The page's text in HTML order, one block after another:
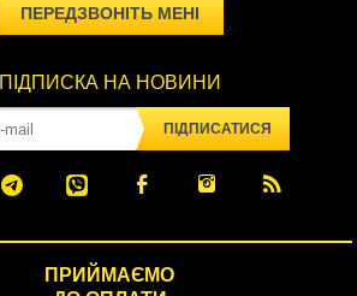
ПЕРЕДЗВОНІТЬ МЕНІ
ПІДПИСКА НА НОВИНИ
ПІДПИСАТИСЯ
ПРИЙМАЄМО